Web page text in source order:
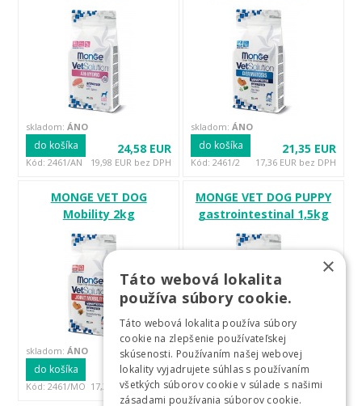
Kód: 2461/AN
skladom: ÁNO
24,58 EUR
19,98 EUR bez DPH
do košíka
Kód: 2461/2
skladom: ÁNO
21,35 EUR
17,36 EUR bez DPH
do košíka
MONGE VET DOG
Mobility 2kg
Kód: 2461/MO
skladom: ÁNO
21,35 EUR
17,36 EUR bez DPH
do košíka
MONGE VET DOG PUPPY
gastrointestinal 1,5kg
Kód: 2460/1,5
skladom: ÁNO
16,08 EUR
13,07 EUR bez DPH
do košíka
×
Táto webová lokalita
používa súbory cookie.
Táto webová lokalita používa súbory
cookie na zlepšenie používateľskej
skúsenosti. Používaním našej webovej
lokality vyjadrujete súhlas s používaním
všetkých súborov cookie v súlade s našimi
zásadami používania súborov cookie.